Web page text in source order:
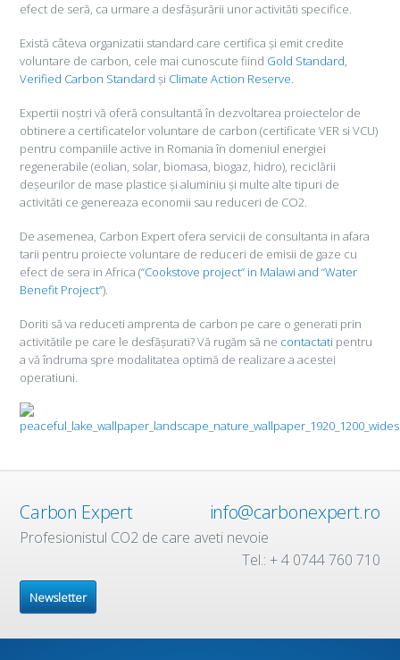
efect de seră, ca urmare a desfășurării unor activităti specifice.
Există câteva organizatii standard care certifica și emit credite
voluntare de carbon, cele mai cunoscute fiind Gold Standard,
Verified Carbon Standard și Climate Action Reserve.
Expertii noștri vă oferă consultantă în dezvoltarea proiectelor de
obtinere a certificatelor voluntare de carbon (certificate VER si VCU)
pentru companiile active in Romania în domeniul energiei
regenerabile (eolian, solar, biomasa, biogaz, hidro), reciclării
deșeurilor de mase plastice și aluminiu și multe alte tipuri de
activităti ce genereaza economii sau reduceri de CO2.
De asemenea, Carbon Expert ofera servicii de consultanta in afara
tarii pentru proiecte voluntare de reduceri de emisii de gaze cu
efect de sera in Africa (“Cookstove project” in Malawi and “Water
Benefit Project”).
Doriti să va reduceti amprenta de carbon pe care o generati prin
activitătile pe care le desfășurati? Vă rugăm să ne contactati pentru
a vă îndruma spre modalitatea optimă de realizare a acestei
operatiuni.
Carbon Expert info@carbonexpert.ro
Profesionistul CO2 de care aveti nevoie
Tel.: + 4 0744 760 710
Newsletter